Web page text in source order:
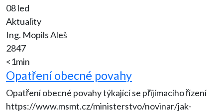
08 led
Aktuality
Ing. Mopils Aleš
2847
<1min
Opatření obecné povahy
Opatření obecné povahy týkající se přijímacího řízení
https://www.msmt.cz/ministerstvo/novinar/jak-